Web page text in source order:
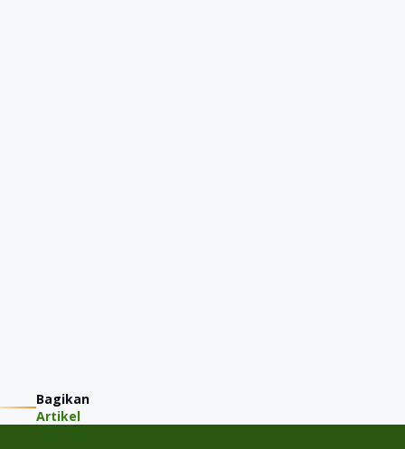
Bagikan
Artikel